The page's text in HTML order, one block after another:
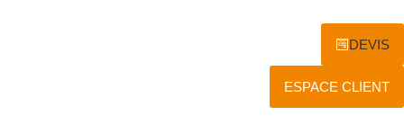
DEVIS
ESPACE CLIENT